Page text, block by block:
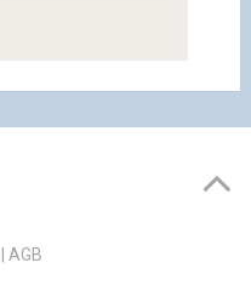
AGB